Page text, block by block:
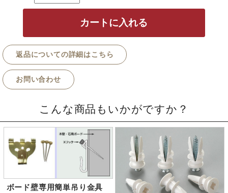
返品についての詳細はこちら
お問い合わせ
こんな商品もいかがですか？
ボード壁専用簡単吊り金具